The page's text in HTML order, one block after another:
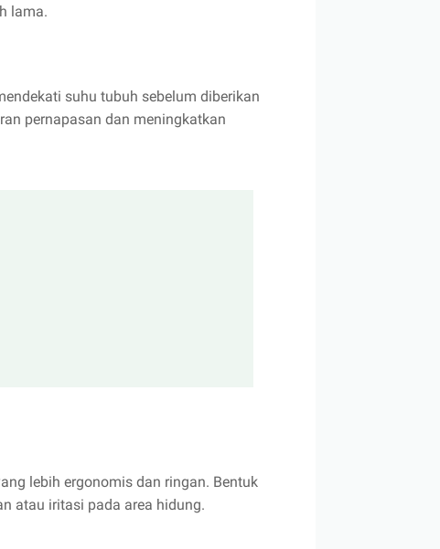
lama.
suhu tubuh sebelum diberikan
pernapasan dan meningkatkan
lebih ergonomis dan ringan. Bentuk
atau iritasi pada area hidung.